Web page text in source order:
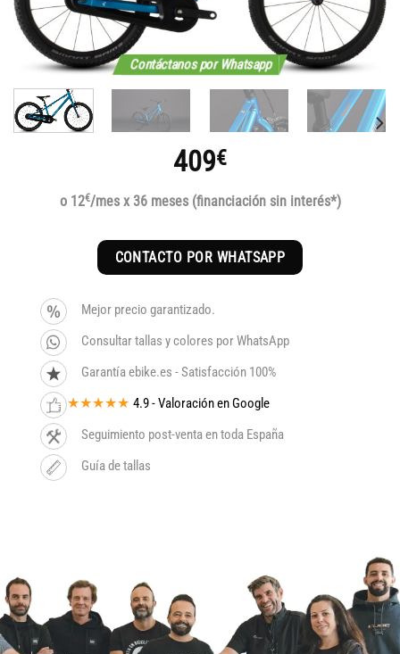
Contáctanos por Whatsapp
409€
o 12€/mes x 36 meses (financiación sin interés*)
CONTACTO POR WHATSAPP
Mejor precio garantizado.
Consultar tallas y colores por WhatsApp
Garantía ebike.es - Satisfacción 100%
★★★★★ 4.9 - Valoración en Google
Seguimiento post-venta en toda España
Guía de tallas